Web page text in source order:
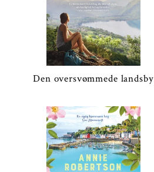
Den oversvømmede landsby